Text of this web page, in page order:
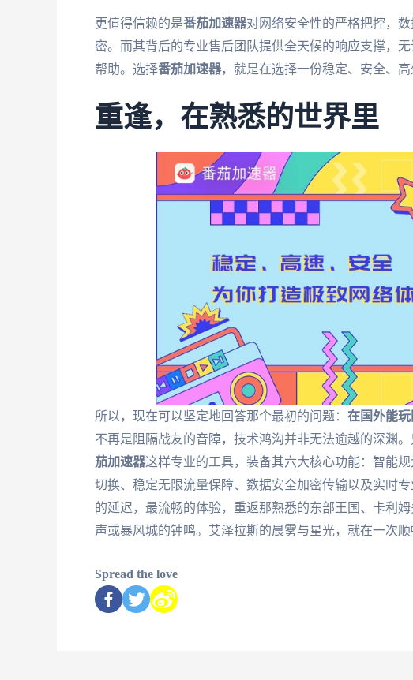
更值得信赖的是番茄加速器对网络安全性的严格把控，
密。而其背后的专业售后团队提供全天候的响应支撑，
帮助。选择番茄加速器，就是在选择一份稳定、安全、高
重逢，在熟悉的世界里
所以，现在可以坚定地回答那个最初的问题： 在国外能玩
不再是阻隔战友的音障，技术鸿沟并非无法逾越的深渊
茄加速器这样专业的工具，装备其六大核心功能：智能
切换、稳定无限流量保障、数据安全加密传输以及实时
的延迟，最流畅的体验，重返那熟悉的东部王国、卡利
声或暴风城的钟鸣。艾泽拉斯的晨雾与星光，就在一次顺
Spread the love